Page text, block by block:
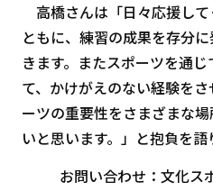
高橋さんは「日々応援し
ともに、練習の成果を存分
きます。またスポーツを通
て、かけがえのない経験を
ーツの重要性をさまざまな
いと思います。」と抱負を語
お問い合わせ：文化ス